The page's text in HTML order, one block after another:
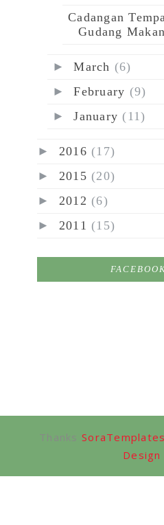
Cadangan
Gudang
►March (6)
►February (9)
►January (11)
► 2016 (17)
► 2015 (20)
► 2012 (6)
► 2011 (15)
Thanks SoraTemplates
Design